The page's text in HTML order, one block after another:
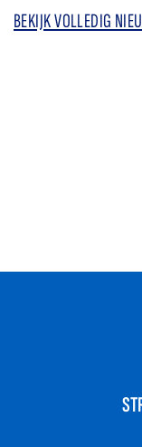
BEKIJK VOLLEDIG